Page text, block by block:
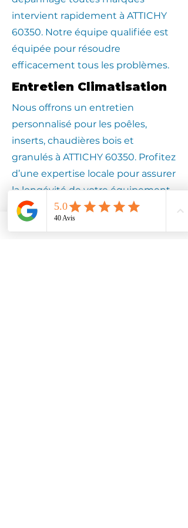
intervient rapidement à ATTICHY
60350. Notre équipe qualifiée est
équipée pour résoudre
efficacement tous les problèmes.
Entretien Climatisation
Nous offrons un entretien
personnalisé pour les poêles,
inserts, chaudières bois et
granulés à ATTICHY 60350. Profitez
d’une expertise locale pour assurer
la longévité de votre équipement.